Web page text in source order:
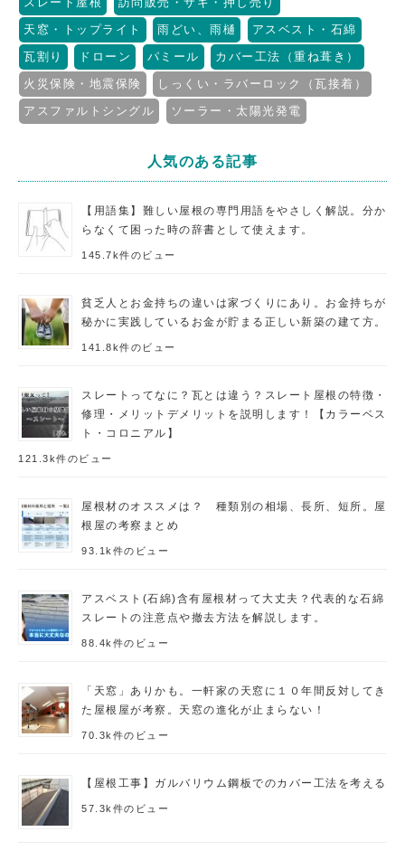
天窓・トップライト
雨どい、雨樋
アスベスト・石綿
瓦割り
ドローン パミール
カバー工法（重ね葺き）
火災保険・地震保険
しっくい・ラバーロック（瓦接着）
アスファルトシングル
ソーラー・太陽光発電
人気のある記事
【用語集】難しい屋根の専門用語をやさしく解説。分か
らなくて困った時の辞書として使えます。
145.7k件のビュー
貧乏人とお金持ちの違いは家づくりにあり。お金持ちが
秘かに実践しているお金が貯まる正しい新築の建て方。
141.8k件のビュー
スレートってなに？瓦とは違う？スレート屋根の特徴・
修理・メリットデメリットを説明します！【カラーベス
ト・コロニアル】
121.3k件のビュー
屋根材のオススメは？ 種類別の相場、長所、短所。屋
根屋の考察まとめ
93.1k件のビュー
アスベスト(石綿)含有屋根材って大丈夫？代表的な石綿
スレートの注意点や撤去方法を解説します。
88.4k件のビュー
「天窓」ありかも。一軒家の天窓に１０年間反対してき
た屋根屋が考察。天窓の進化が止まらない！
70.3k件のビュー
【屋根工事】ガルバリウム鋼板でのカバー工法を考える
57.3k件のビュー